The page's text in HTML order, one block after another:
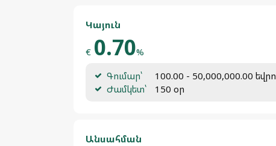
Կայուն
€ 0.70%
Գումար՝
100.00 - 50,000,000.00 եվրո
Ժամկետ՝
150 օր
Անսահման